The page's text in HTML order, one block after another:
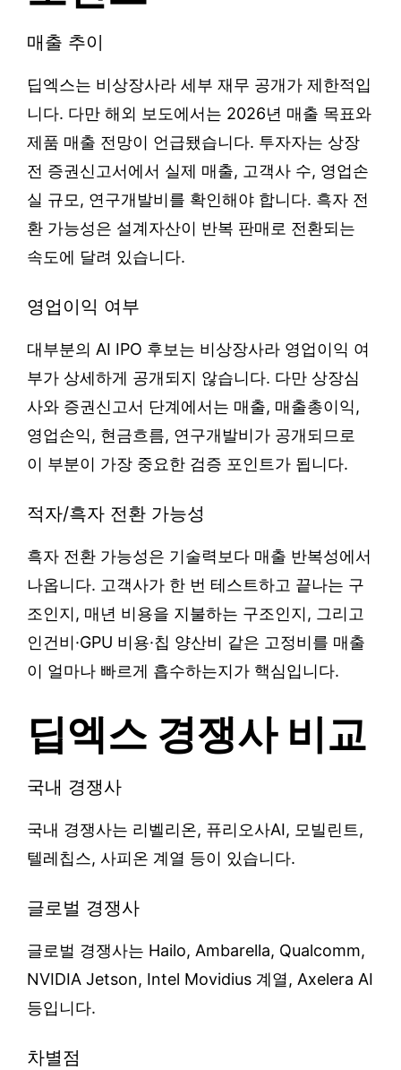
매출 추이
딥엑스는 비상장사라 세부 재무 공개가 제한적입
니다. 다만 해외 보도에서는 2026년 매출 목표와
제품 매출 전망이 언급됐습니다. 투자자는 상장
전 증권신고서에서 실제 매출, 고객사 수, 영업손
실 규모, 연구개발비를 확인해야 합니다. 흑자 전
환 가능성은 설계자산이 반복 판매로 전환되는
속도에 달려 있습니다.
영업이익 여부
대부분의 AI IPO 후보는 비상장사라 영업이익 여
부가 상세하게 공개되지 않습니다. 다만 상장심
사와 증권신고서 단계에서는 매출, 매출총이익,
영업손익, 현금흐름, 연구개발비가 공개되므로
이 부분이 가장 중요한 검증 포인트가 됩니다.
적자/흑자 전환 가능성
흑자 전환 가능성은 기술력보다 매출 반복성에서
나옵니다. 고객사가 한 번 테스트하고 끝나는 구
조인지, 매년 비용을 지불하는 구조인지, 그리고
인건비·GPU 비용·칩 양산비 같은 고정비를 매출
이 얼마나 빠르게 흡수하는지가 핵심입니다.
딥엑스 경쟁사 비교
국내 경쟁사
국내 경쟁사는 리벨리온, 퓨리오사AI, 모빌린트,
텔레칩스, 사피온 계열 등이 있습니다.
글로벌 경쟁사
글로벌 경쟁사는 Hailo, Ambarella, Qualcomm,
NVIDIA Jetson, Intel Movidius 계열, Axelera AI
등입니다.
차별점